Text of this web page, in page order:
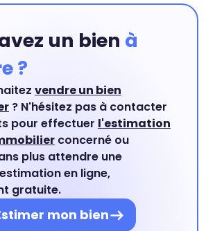
un bien à
?
vendre un bien
? N'hésitez pas à contacter
pour effectuer l'estimation
concerné ou
plus attendre une
en ligne,
gratuite.
mon bien